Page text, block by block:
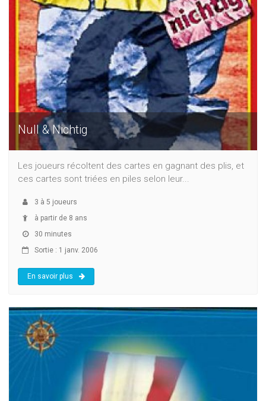
Null & Nichtig
Les joueurs récoltent des cartes en gagnant des plis, et
ces cartes sont triées en piles selon leur...
3 à 5 joueurs
à partir de 8 ans
30 minutes
Sortie : 1 janv. 2006
En savoir plus